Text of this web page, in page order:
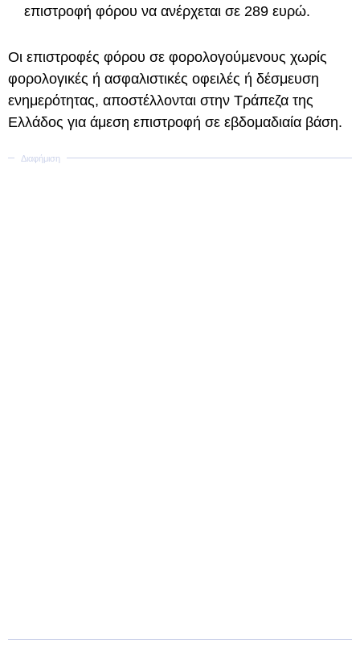
επιστροφή φόρου να ανέρχεται σε 289 ευρώ.
Οι επιστροφές φόρου σε φορολογούμενους χωρίς
φορολογικές ή ασφαλιστικές οφειλές ή δέσμευση
ενημερότητας, αποστέλλονται στην Τράπεζα της
Ελλάδος για άμεση επιστροφή σε εβδομαδιαία βάση.